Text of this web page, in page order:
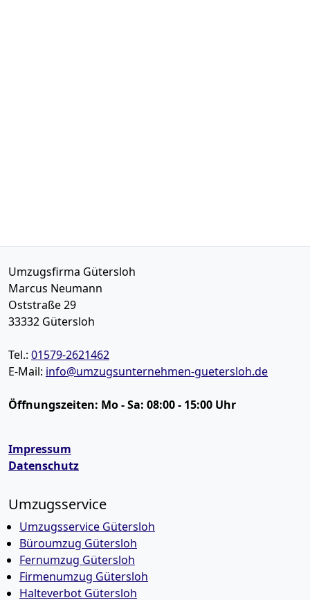
Umzugsfirma Gütersloh
Marcus Neumann
Oststraße 29
33332 Gütersloh
Tel.: 01579-2621462
E-Mail: info@umzugsunternehmen-guetersloh.de
Öffnungszeiten: Mo - Sa: 08:00 - 15:00 Uhr
Impressum
Datenschutz
Umzugsservice
Umzugsservice Gütersloh
Büroumzug Gütersloh
Fernumzug Gütersloh
Firmenumzug Gütersloh
Halteverbot Gütersloh